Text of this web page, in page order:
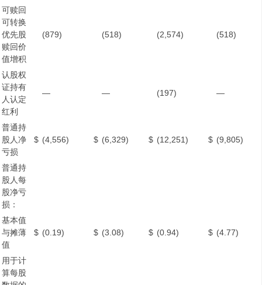
可赎回
可转换
优先股
赎回价
值增积
(879) (518) (2,574) (518)
认股权
证持有
人认定
红利
— — (197) —
普通持
股人净
亏损
$ (4,556) $ (6,329) $ (12,251) $ (9,805)
普通持
股人每
股净亏
损：
基本值
与摊薄
值
$ (0.19) $ (3.08) $ (0.94) $ (4.77)
用于计
算每股